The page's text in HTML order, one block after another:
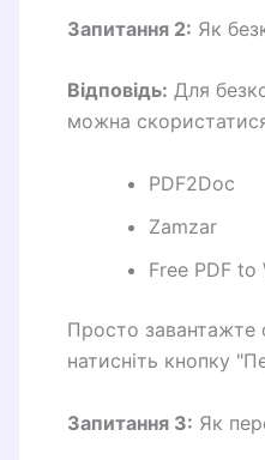
Запитання 2: Як
Відповідь: Для
можна
PDF2Doc
Zamzar
Free PDF to
Просто завантажте
натисніть кнопку
Запитання 3: Як